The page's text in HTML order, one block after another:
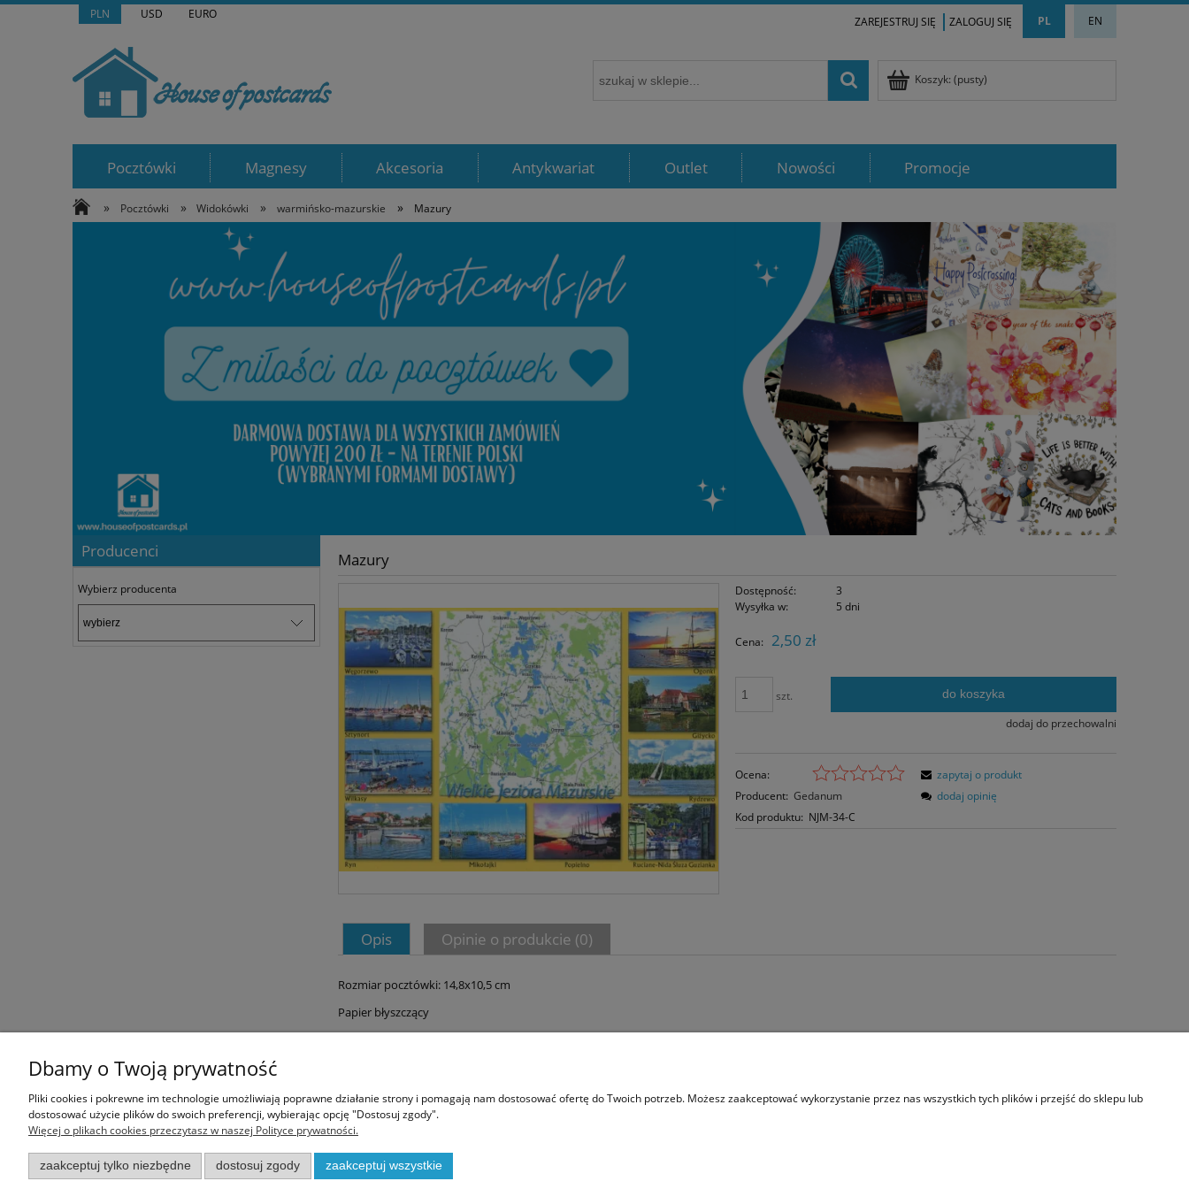
PLN USD EURO PL EN
ZAREJESTRUJ SIĘ ZALOGUJ SIĘ
Koszyk: (pusty)
Pocztówki Magnesy Akcesoria Antykwariat Outlet Nowości Promocje
» Pocztówki » Widokówki » warmińsko-mazurskie » Mazury
Producenci
Wybierz producenta
Mazury
Dostępność:
3
Wysyłka w:
5 dni
Cena: 2,50 zł
szt. do koszyka
dodaj do przechowalni
Ocena:
Producent: Gedanum
Kod produktu: NJM-34-C
zapytaj o produkt
dodaj opinię
Opis Opinie o produkcie (0)
Rozmiar pocztówki: 14,8x10,5 cm
Papier błyszczący
Informacje
Regulamin
Polityka prywatności
Zwroty i reklamacje
Koszty dostawy
Twoje zamówienia
Przechowalnia
Dbamy o Twoją prywatność
Pliki cookies i pokrewne im technologie umożliwiają poprawne działanie strony i pomagają nam dostosować ofertę do Twoich potrzeb. Możesz zaakceptować wykorzystanie przez nas wszystkich tych plików i przejść do sklepu lub
dostosować użycie plików do swoich preferencji, wybierając opcję "Dostosuj zgody".
Więcej o plikach cookies przeczytasz w naszej Polityce prywatności.
zaakceptuj tylko niezbędne dostosuj zgody zaakceptuj wszystkie